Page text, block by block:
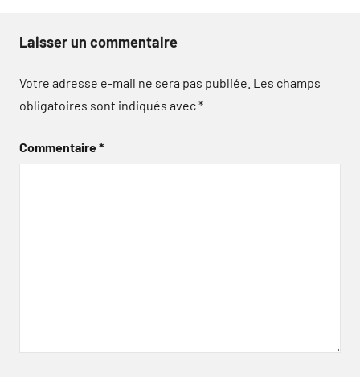
Laisser un commentaire
Votre adresse e-mail ne sera pas publiée. Les champs
obligatoires sont indiqués avec*
Commentaire*